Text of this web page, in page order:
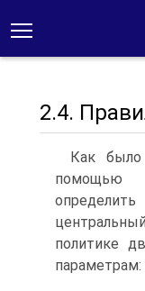
2.4.
Как было
помощью
политике